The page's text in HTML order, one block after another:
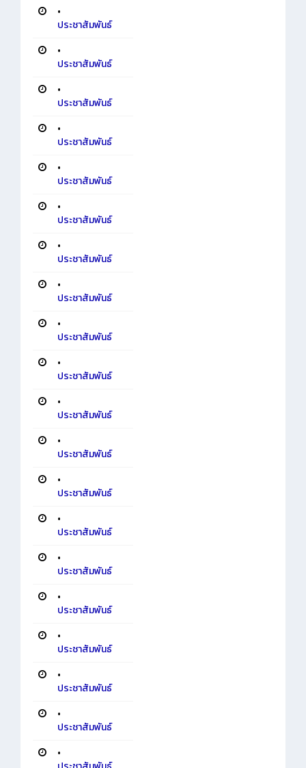
•
ประชาสัมพันธ์
•
ประชาสัมพันธ์
•
ประชาสัมพันธ์
•
ประชาสัมพันธ์
•
ประชาสัมพันธ์
•
ประชาสัมพันธ์
•
ประชาสัมพันธ์
•
ประชาสัมพันธ์
•
ประชาสัมพันธ์
•
ประชาสัมพันธ์
•
ประชาสัมพันธ์
•
ประชาสัมพันธ์
•
ประชาสัมพันธ์
•
ประชาสัมพันธ์
•
ประชาสัมพันธ์
•
ประชาสัมพันธ์
•
ประชาสัมพันธ์
•
ประชาสัมพันธ์
•
ประชาสัมพันธ์
•